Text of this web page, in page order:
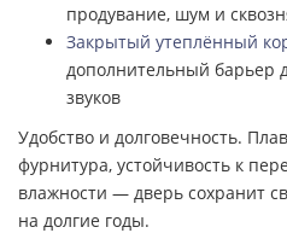
продувание, шум и
Закрытый утеплённый
дополнительный барьер
звуков
Удобство и долговечность.
фурнитура, устойчивость к
влажности — дверь сохранит
на долгие годы.